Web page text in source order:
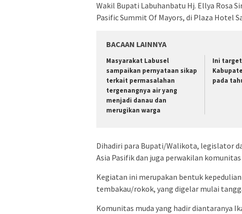
Wakil Bupati Labuhanbatu Hj. Ellya Rosa
Pasific Summit Of Mayors, di Plaza Hotel
BACAAN LAINNYA
Masyarakat Labusel
sampaikan pernyataan sikap
terkait permasalahan
tergenangnya air yang
menjadi danau dan
merugikan warga
Ini
pada
Dihadiri para Bupati/Walikota, legislator
Asia Pasifik dan juga perwakilan
Kegiatan ini merupakan bentuk
tembakau/rokok, yang digelar mulai
Komunitas muda yang hadir diantaranya